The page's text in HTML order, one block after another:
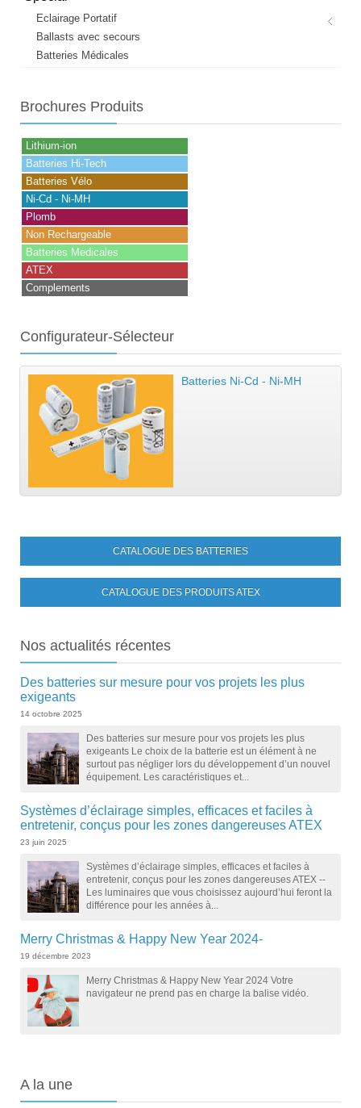
Eclairage Portatif
Ballasts avec secours
Batteries Médicales
Brochures Produits
Lithium-ion
Batteries Hi-Tech
Batteries Vélo
Ni-Cd - Ni-MH
Plomb
Non Rechargeable
Batteries Medicales
ATEX
Complements
Configurateur-Sélecteur
Batteries Ni-Cd - Ni-MH
CATALOGUE DES BATTERIES
CATALOGUE DES PRODUITS ATEX
Nos actualités récentes
Des batteries sur mesure pour vos projets les plus
exigeants
14 octobre 2025
Des batteries sur mesure pour vos projets les plus
exigeants Le choix de la batterie est un élément à ne
surtout pas négliger lors du développement d’un nouvel
équipement. Les caractéristiques et...
Systèmes d’éclairage simples, efficaces et faciles à
entretenir, conçus pour les zones dangereuses ATEX
23 juin 2025
Systèmes d’éclairage simples, efficaces et faciles à
entretenir, conçus pour les zones dangereuses ATEX --
Les luminaires que vous choisissez aujourd’hui feront la
différence pour les années à...
Merry Christmas & Happy New Year 2024-
19 décembre 2023
Merry Christmas & Happy New Year 2024 Votre
navigateur ne prend pas en charge la balise vidéo.
Ala une